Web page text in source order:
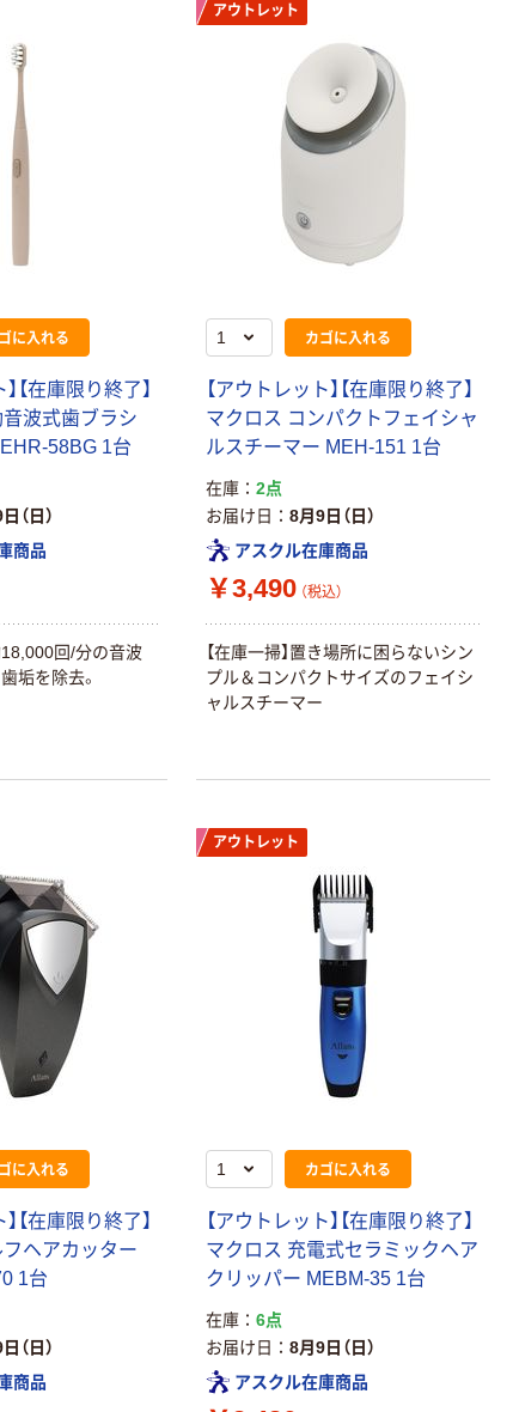
に入れる
【在庫限り終了】
波式歯ブラシ
58BG 1台
（日）
商品
18,000回/分の音波
垢を除去。
アウトレット
カゴに入れる
【アウトレット】【在庫限り終了】
マクロス コンパクトフェイシャ
ルスチーマー MEH-151 1台
在庫
2点
お届け日
8月9日（日）
アスクル在庫商品
￥3,490 （税込）
【在庫一掃】置き場所に困らないシン
プル＆コンパクトサイズのフェイシ
ャルスチーマー
に入れる
【在庫限り終了】
ヘアカッター
1台
（日）
商品
アウトレット
カゴに入れる
【アウトレット】【在庫限り終了】
マクロス 充電式セラミックヘア
クリッパー MEBM-35 1台
在庫
6点
お届け日
8月9日（日）
アスクル在庫商品